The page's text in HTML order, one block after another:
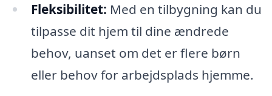
Fleksibilitet: Med en tilbygning kan du
tilpasse dit hjem til dine ændrede
behov, uanset om det er flere børn
eller behov for arbejdsplads hjemme.